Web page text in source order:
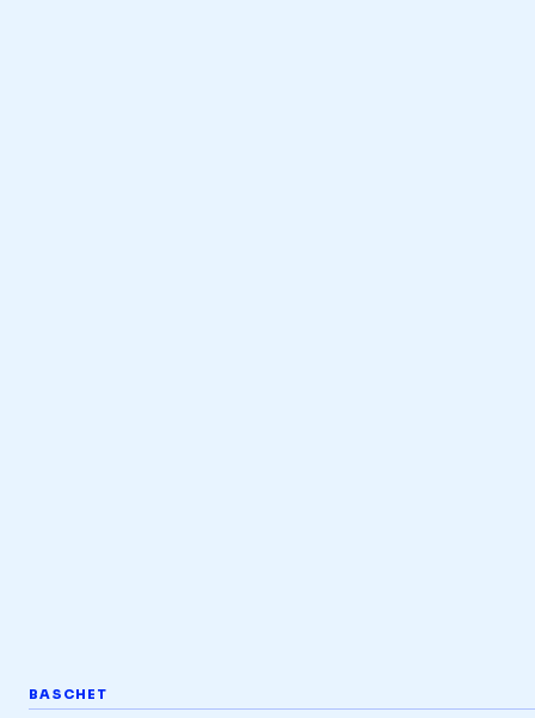
BASCHET